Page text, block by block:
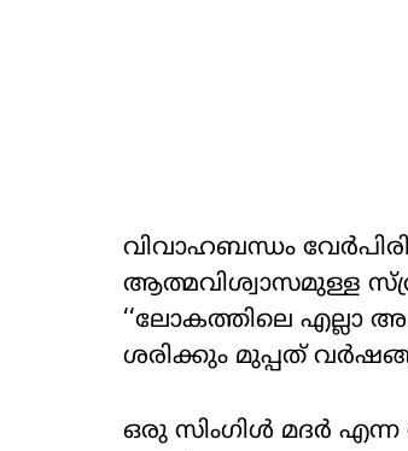
വിവാഹബന്ധം
ആത്മവിശ്വാസമുള്ള
‘‘ലോകത്തിലെ എല്ലാ
ശരിക്കും മുപ്പത്
ഒരു സിംഗിൾ മദർ